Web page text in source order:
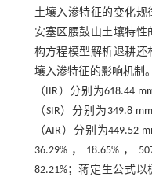
土壤入渗特征的变化规
安塞区腰鼓山土壤特性
构方程模型解析退耕还
壤入渗特征的影响机制
（IIR）分别为618.44
（SIR）分别为349.8
（AIR）分别为449.52
36.29%，18.65%，
82.21%；蒋定生公式